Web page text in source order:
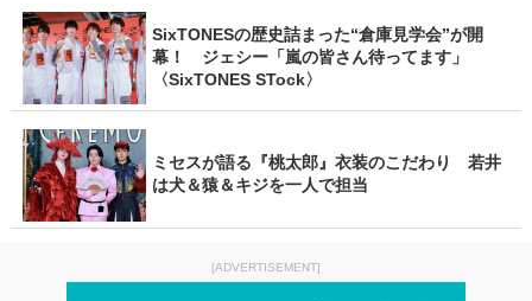
SixTONESの歴史詰まった“倉庫見学会”が開
幕！ ジェシー「嵐の皆さん待ってます」
〈SixTONES STock〉
ミセスが語る『桃太郎』衣装のこだわり 若井
は犬＆猿＆キジを一人で担当
[ADVERTISEMENT]